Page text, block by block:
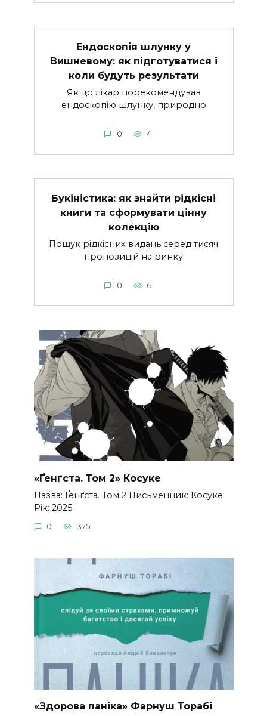
Ендоскопія шлунку у
Вишневому: як підготуватися і
коли будуть результати
Якщо лікар порекомендував
ендоскопію шлунку, природно
0 4
Букіністика: як знайти рідкісні
книги та сформувати цінну
колекцію
Пошук рідкісних видань серед тисяч
пропозицій на ринку
0 6
«Ґенґста. Том 2» Косуке
Назва: Ґенґста. Том 2 Письменник: Косуке
Рік: 2025
0 375
«Здорова паніка» Фарнуш Торабі